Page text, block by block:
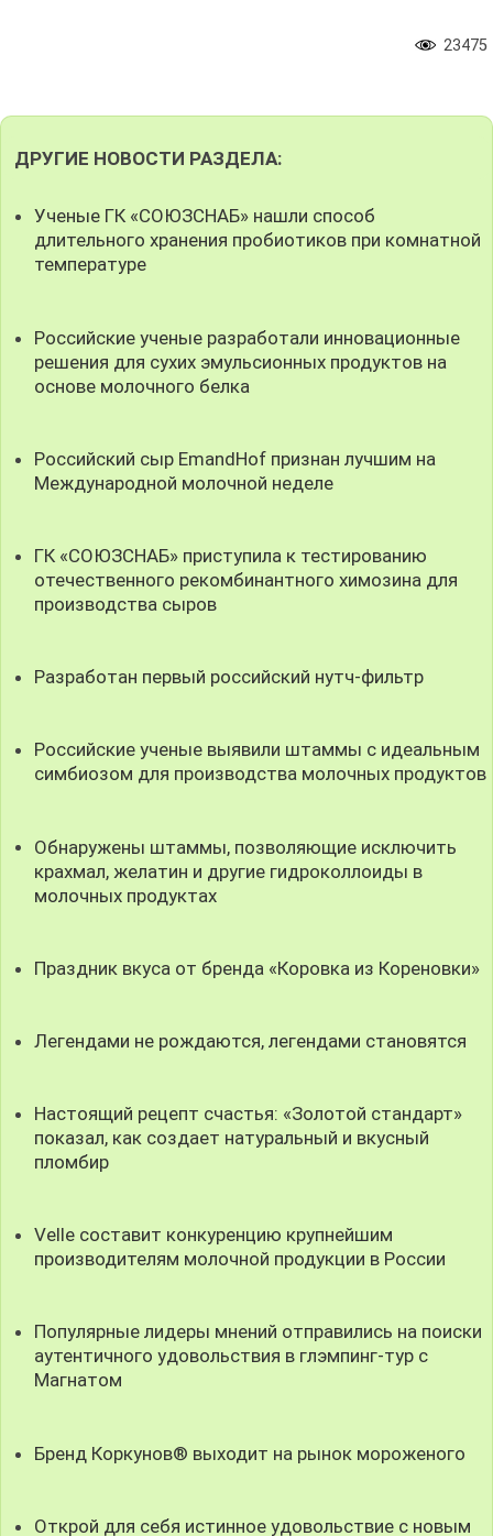
23475
ДРУГИЕ НОВОСТИ РАЗДЕЛА:
Ученые ГК «СОЮЗСНАБ» нашли способ
длительного хранения пробиотиков при комнатной
температуре
Российские ученые разработали инновационные
решения для сухих эмульсионных продуктов на
основе молочного белка
Российский сыр EmandHof признан лучшим на
Международной молочной неделе
ГК «СОЮЗСНАБ» приступила к тестированию
отечественного рекомбинантного химозина для
производства сыров
Разработан первый российский нутч-фильтр
Российские ученые выявили штаммы с идеальным
симбиозом для производства молочных продуктов
Обнаружены штаммы, позволяющие исключить
крахмал, желатин и другие гидроколлоиды в
молочных продуктах
Праздник вкуса от бренда «Коровка из Кореновки»
Легендами не рождаются, легендами становятся
Настоящий рецепт счастья: «Золотой стандарт»
показал, как создает натуральный и вкусный
пломбир
Velle составит конкуренцию крупнейшим
производителям молочной продукции в России
Популярные лидеры мнений отправились на поиски
аутентичного удовольствия в глэмпинг-тур с
Магнатом
Бренд Коркунов® выходит на рынок мороженого
Открой для себя истинное удовольствие с новым